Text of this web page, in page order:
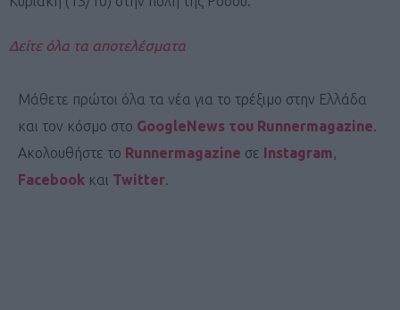
Δείτε όλα τα αποτελέσματα
Μάθετε πρώτοι όλα τα νέα για το τρέξιμο στην Ελλάδα
και τον κόσμο στο GoogleNews του Runnermagazine.
Ακολουθήστε το Runnermagazine σε Instagram,
Facebook και Twitter.